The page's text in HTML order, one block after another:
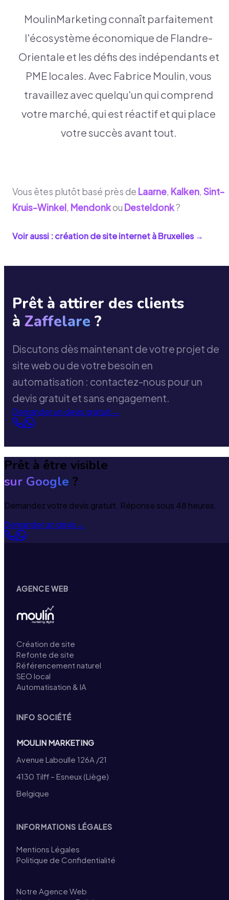
MoulinMarketing connaît parfaitement
l'écosystème économique de Flandre-
Orientale et les défis des indépendants et
PME locales. Avec Fabrice Moulin, vous
travaillez avec quelqu'un qui comprend
votre marché, qui est réactif et qui place
votre succès avant tout.
Vous êtes plutôt basé près de Laarne, Kalken, Sint-
Kruis-Winkel, Mendonkou Desteldonk?
Voir aussi : création de site internet àBruxelles→
Prêt à attirer des clients
à Zaffelare ?
Discutons dès maintenant de votre projet de
site web ou de votre besoin en
automatisation : contactez-nous pour un
devis gratuit et sans engagement.
Demander un devis gratuit→
Prêt à être visible
sur Google ?
Demandez votre devis gratuit. Réponse sous 48 heures.
Demander un devis→
AGENCE WEB
Création de site
Refonte de site
Référencement naturel
SEO local
Automatisation & IA
INFO SOCIÉTÉ
MOULIN MARKETING
Avenue Laboulle 126A /21
4130 Tilff – Esneux (Liège)
Belgique
INFORMATIONS LÉGALES
Mentions Légales
Politique de Confidentialité
Notre Agence Web